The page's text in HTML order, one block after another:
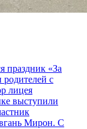
праздник «За
с
лицея
выступили
Мирон. С